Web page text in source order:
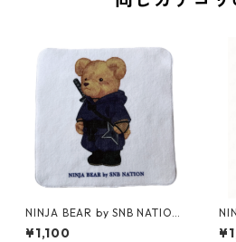
NINJA BEAR by SNB NATION
/ Hand Towel
¥1,100
/